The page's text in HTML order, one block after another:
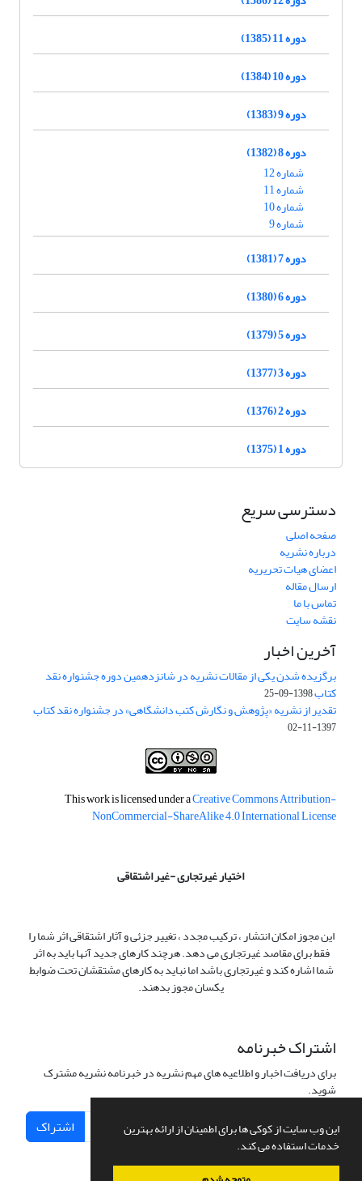
این وب سایت از کوکی ها برای اطمینان از ارائه بهترین
خدمات استفاده می کند.
دوره 11 (1385)
دوره 10 (1384)
دوره 9 (1383)
دوره 8 (1382)
شماره 12
شماره 11
شماره 10
شماره 9
دوره 7 (1381)
دوره 6 (1380)
دوره 5 (1379)
دوره 3 (1377)
دوره 2 (1376)
دوره 1 (1375)
دسترسی سریع
صفحه اصلی
درباره نشریه
اعضای هیات تحریریه
ارسال مقاله
تماس با ما
نقشه سایت
آخرین اخبار
برگزیده شدن یکی از مقالات نشریه در شانزدهمین دوره جشنواره نقد
کتاب1398-09-25
تقدیر از نشریه «پژوهش و نگارش کتب دانشگاهی» در جشنواره نقد کتاب
1397-11-02
This work is licensed under aCreative Commons Attribution-
NonCommercial-ShareAlike 4.0 International License
اختیار غیرتجاری -غیر اشتقاقی
این مجوز امکان انتشار ، ترکیب مجدد ، تغییر جزئی و آثار اشتقاقی اثر شما را
فقط برای مقاصد غیرتجاری می دهد. هرچند کارهای جدید آنها باید به اثر
شما اشاره کند و غیرتجاری باشد اما نباید به کارهای مشتقشان تحت ضوابط
یکسان مجوز بدهند.
اشتراک خبرنامه
برای دریافت اخبار و اطلاعیه های مهم نشریه در خبرنامه نشریه مشترک
شوید.
اشتراک